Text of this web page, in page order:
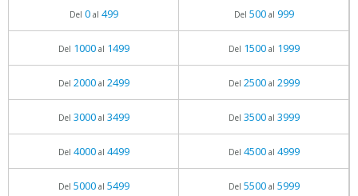
Del 0al 499 Del 500al 999
Del 1000al 1499 Del 1500al 1999
Del 2000al 2499 Del 2500al 2999
Del 3000al 3499 Del 3500al 3999
Del 4000al 4499 Del 4500al 4999
Del 5000al 5499 Del 5500al 5999